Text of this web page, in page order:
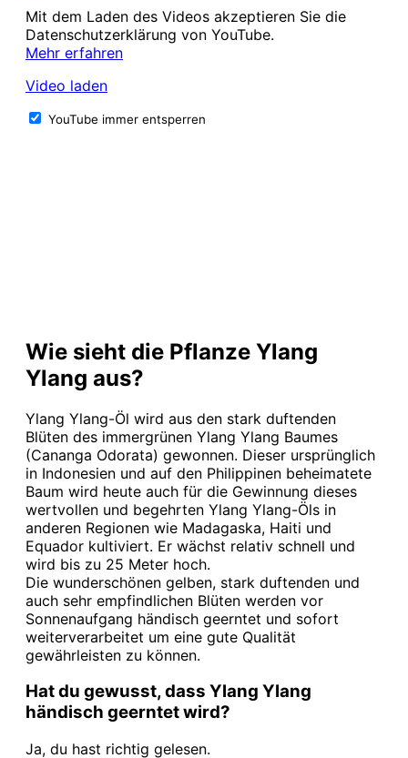
Mit dem Laden des Videos akzeptieren Sie die
Datenschutzerklärung von YouTube.
Mehr erfahren
Video laden
YouTube immer entsperren
Wie sieht die Pflanze Ylang
Ylang aus?
Ylang Ylang-Öl wird aus den stark duftenden
Blüten des immergrünen Ylang Ylang Baumes
(Cananga Odorata) gewonnen. Dieser ursprünglich
in Indonesien und auf den Philippinen beheimatete
Baum wird heute auch für die Gewinnung dieses
wertvollen und begehrten Ylang Ylang-Öls in
anderen Regionen wie Madagaska, Haiti und
Equador kultiviert. Er wächst relativ schnell und
wird bis zu 25 Meter hoch.
Die wunderschönen gelben, stark duftenden und
auch sehr empfindlichen Blüten werden vor
Sonnenaufgang händisch geerntet und sofort
weiterverarbeitet um eine gute Qualität
gewährleisten zu können.
Hat du gewusst, dass Ylang Ylang
händisch geerntet wird?
Ja, du hast richtig gelesen.